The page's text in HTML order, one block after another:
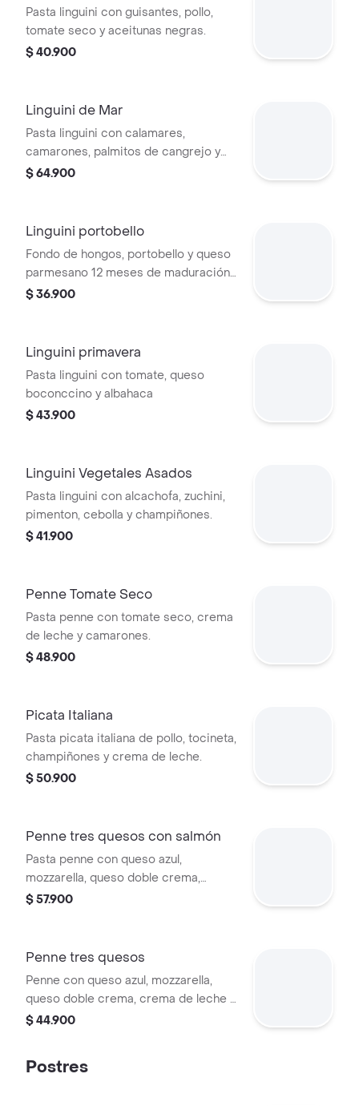
Pasta linguini con guisantes, pollo,
tomate seco y aceitunas negras.
$ 40.900
Linguini de Mar
Pasta linguini con calamares,
camarones, palmitos de cangrejo y
mejillones en salsa napolitana.
$ 64.900
Linguini portobello
Fondo de hongos, portobello y queso
parmesano 12 meses de maduración.
terminado con aceite de trufas
$ 36.900
Linguini primavera
Pasta linguini con tomate, queso
boconccino y albahaca
$ 43.900
Linguini Vegetales Asados
Pasta linguini con alcachofa, zuchini,
pimenton, cebolla y champiñones.
$ 41.900
Penne Tomate Seco
Pasta penne con tomate seco, crema
de leche y camarones.
$ 48.900
Picata Italiana
Pasta picata italiana de pollo, tocineta,
champiñones y crema de leche.
$ 50.900
Penne tres quesos con salmón
Pasta penne con queso azul,
mozzarella, queso doble crema,
salmón, crema de leche y queso
$ 57.900
Penne tres quesos
Penne con queso azul, mozzarella,
queso doble crema, crema de leche y
queso parmesano gratinado.
$ 44.900
Postres